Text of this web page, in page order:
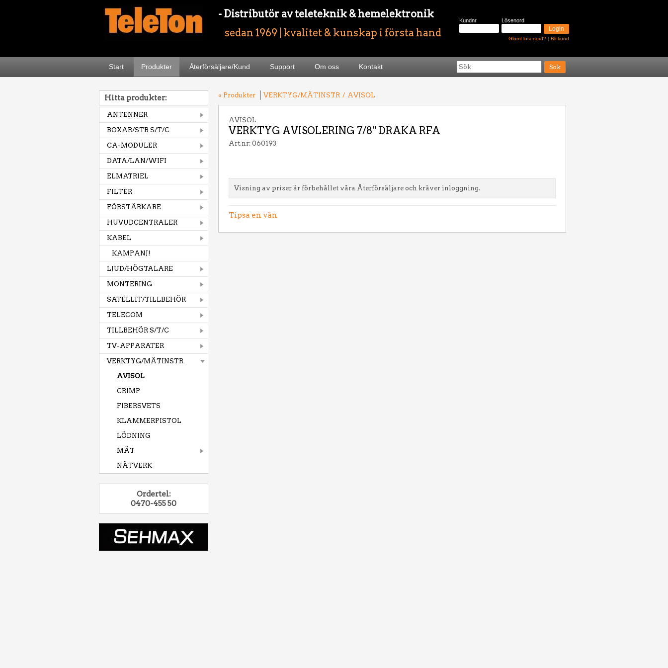
- Distributör av teleteknik & hemelektronik
sedan 1969 | kvalitet & kunskap i första hand
Kundnr Lösenord
Glömt lösenord? | Bli kund
Start Produkter Återförsäljare/Kund Support Om oss Kontakt
Hitta produkter:
ANTENNER
BOXAR/STB S/T/C
CA-MODULER
DATA/LAN/WIFI
ELMATRIEL
FILTER
FÖRSTÄRKARE
HUVUDCENTRALER
KABEL
KAMPANJ!
LJUD/HÖGTALARE
MONTERING
SATELLIT/TILLBEHÖR
TELECOM
TILLBEHÖR S/T/C
TV-APPARATER
VERKTYG/MÄTINSTR
AVISOL
CRIMP
FIBERSVETS
KLAMMERPISTOL
LÖDNING
MÄT
NÄTVERK
Ordertel:
0470-455 50
« Produkter VERKTYG/MÄTINSTR / AVISOL
AVISOL
VERKTYG AVISOLERING 7/8" DRAKA RFA
Art.nr: 060193
Visning av priser är förbehållet våra Återförsäljare och kräver inloggning.
Tipsa en vän